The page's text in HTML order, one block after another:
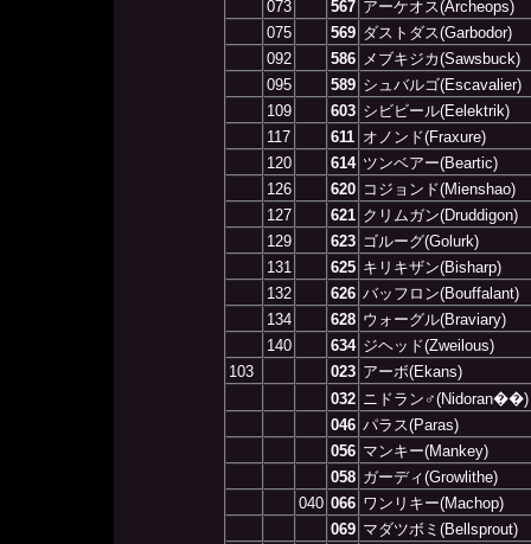
073 567 アーケオス(Archeops)
075
569 ダストダス(Garbodor)
092
586
メブキジカ(Sawsbuck)
095
589 シュバルゴ(Escavalier)
109
603 シビビール(Eelektrik)
117
611 オノンド(Fraxure)
120
614 ツンベアー(Beartic)
126
620 コジョンド(Mienshao)
127
621 クリムガン(Druddigon)
129
623 ゴルーグ(Golurk)
131
625 キリキザン(Bisharp)
132
626 バッフロン(Bouffalant)
134
628 ウォーグル(Braviary)
140
634 ジヘッド(Zweilous)
103
023 アーボ(Ekans)
032 ニドラン♂(Nidoran��)
046 パラス(Paras)
056 マンキー(Mankey)
058 ガーディ(Growlithe)
040 066 ワンリキー(Machop)
069 マダツボミ(Bellsprout)